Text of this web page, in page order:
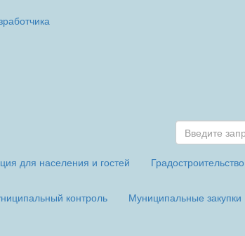
для населения и гостей Градостроительство
контроль Муниципальные закупки